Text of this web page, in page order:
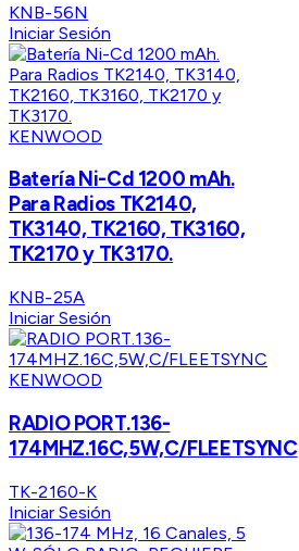
KNB-56N
Iniciar Sesión
KENWOOD
Batería Ni-Cd 1200 mAh.
Para Radios TK2140,
TK3140, TK2160, TK3160,
TK2170 y TK3170.
KNB-25A
Iniciar Sesión
KENWOOD
RADIO PORT.136-
174MHZ.16C,5W,C/FLEETSYNC
TK-2160-K
Iniciar Sesión